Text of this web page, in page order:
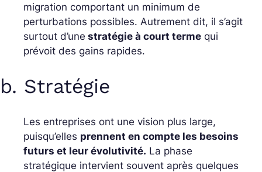
migration comportant un minimum de
perturbations possibles. Autrement dit, il s’agit
surtout d’une stratégie à court terme qui
prévoit des gains rapides.
b. Stratégie
Les entreprises ont une vision plus large,
puisqu’elles prennent en compte les besoins
futurs et leur évolutivité. La phase
stratégique intervient souvent après quelques